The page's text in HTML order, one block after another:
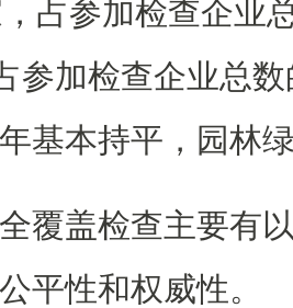
占参加检查企业
参加检查企业总
基本持平，园林
覆盖检查主要有
平性和权威性。